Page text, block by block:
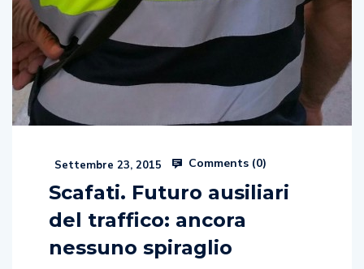
Settembre 23, 2015 Comments (0)
Scafati. Futuro ausiliari
del traffico: ancora
nessuno spiraglio